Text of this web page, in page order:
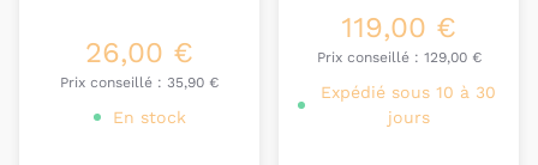
26,00 €
Prix conseillé : 35,90 €
En stock
119,00 €
Prix conseillé : 129,00 €
Expédié sous 10 à 30
jours